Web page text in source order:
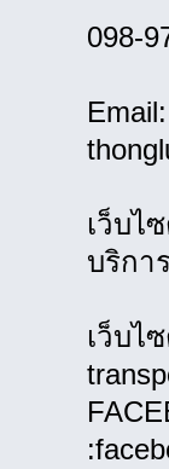
098-
Email:
เว็บไ
บริกา
เว็บไ